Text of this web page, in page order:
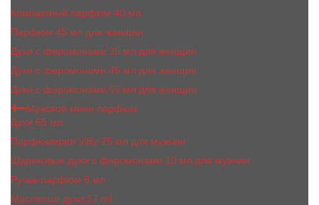
Компактный парфюм 40 мл
Парфюм 45 мл для женщин
Духи с феромонами 35 мл для женщин
Духи с феромонами 45 мл для женщин
Духи с феромонами 55 мл для женщин
Мужской мини парфюм
Духи 65 мл
Парфюмерия Vilily 25 мл для мужчин
Шариковые духи с феромонами 10 мл для мужчин
Ручка-парфюм 8 мл
Масляные духи 17 ml